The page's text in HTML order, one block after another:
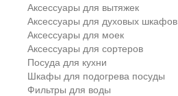
Аксессуары для вытяжек
Аксессуары для духовых шкафов
Аксессуары для моек
Аксессуары для сортеров
Посуда для кухни
Шкафы для подогрева посуды
Фильтры для воды